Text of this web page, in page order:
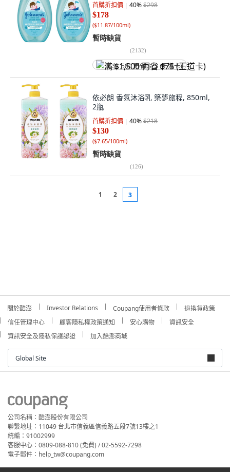
首購折扣價 40%$298
$178
($11.87/100ml)
暫時缺貨
(2132)
满 $1,500 再省 $75 (王道卡)
依必朗 香氛沐浴乳 築夢旅程, 850ml,
2瓶
首購折扣價 40%$218
$130
($7.65/100ml)
暫時缺貨
(126)
1 2 3
關於酷澎 Investor Relations Coupang使用者條款
退換貨政策
信任管理中心
顧客隱私權政策通知 安心購物
資訊安全
資訊安全及隱私保護認證
加入酷澎商城
Global Site
公司名稱：酷澎股份有限公司
聯繫地址：11049 台北市信義區信義路五段7號13樓之1
統編：91002999
客服中心：0809-088-810 (免費) / 02-5592-7298
電子郵件：help_tw@coupang.com